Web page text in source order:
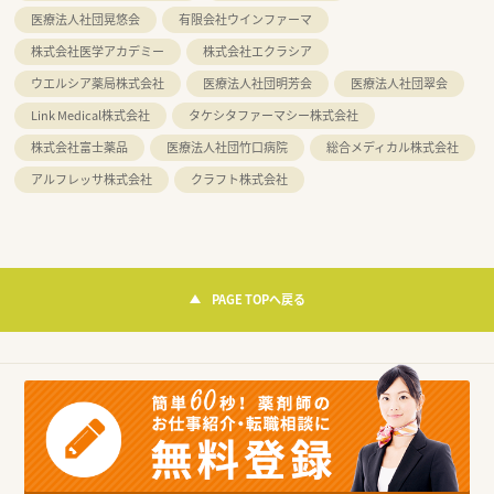
医療法人社団晃悠会
有限会社ウインファーマ
株式会社医学アカデミー
株式会社エクラシア
ウエルシア薬局株式会社
医療法人社団明芳会
医療法人社団翠会
Link Medical株式会社
タケシタファーマシー株式会社
株式会社富士薬品
医療法人社団竹口病院
総合メディカル株式会社
アルフレッサ株式会社
クラフト株式会社
PAGE TOPへ戻る